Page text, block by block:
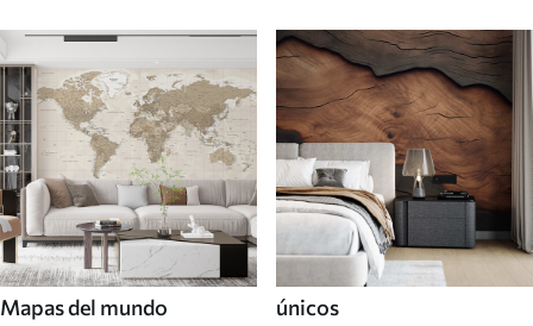
Mapas del mundo únicos